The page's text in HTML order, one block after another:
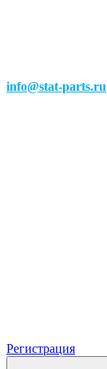
info@stat-parts.ru
Регистрация